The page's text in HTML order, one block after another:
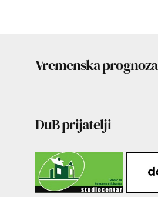
Vremenska prognoza
DuB prijatelji